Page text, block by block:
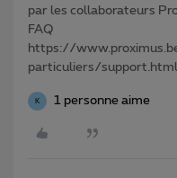
par les collaborateurs
FAQ
https://
particuliers/support.html
K 1 personne aime